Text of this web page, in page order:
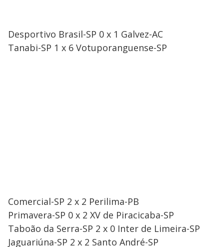
Desportivo Brasil-SP 0 x 1 Galvez-AC
Tanabi-SP 1 x 6 Votuporanguense-SP
Comercial-SP 2 x 2 Perilima-PB
Primavera-SP 0 x 2 XV de Piracicaba-SP
Taboão da Serra-SP 2 x 0 Inter de Limeira-SP
Jaguariúna-SP 2 x 2 Santo André-SP